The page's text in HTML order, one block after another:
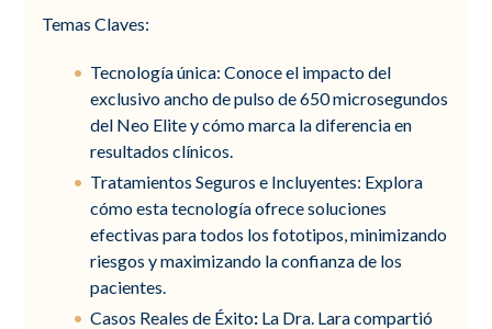
Temas Claves:
Tecnología única: Conoce el impacto del
exclusivo ancho de pulso de 650 microsegundos
del Neo Elite y cómo marca la diferencia en
resultados clínicos.
Tratamientos Seguros e Incluyentes: Explora
cómo esta tecnología ofrece soluciones
efectivas para todos los fototipos, minimizando
riesgos y maximizando la confianza de los
pacientes.
Casos Reales de Éxito: La Dra. Lara compartió